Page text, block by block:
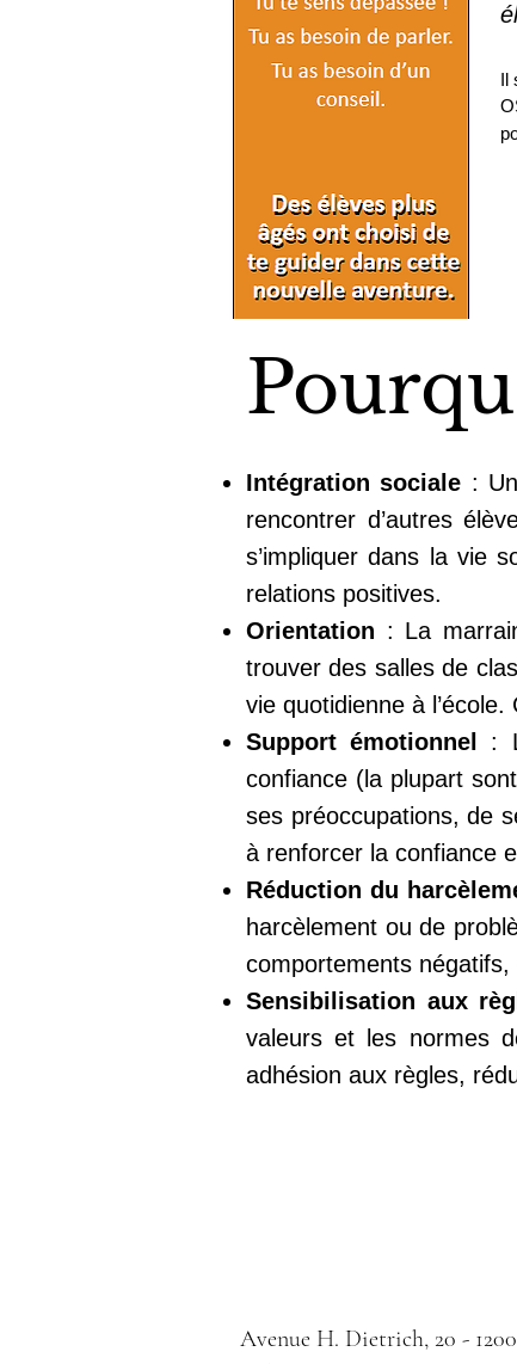
Il
Intégration sociale :
rencontrer d’autres
s’impliquer dans la vie
relations positives.
Orientation : La
trouver des salles de
vie quotidienne à
Support émotionnel
:
confiance (la plupart
ses préoccupations, de
à renforcer la confiance
Réduction du
harcèlement ou de
comportements négatifs,
Sensibilisation aux
valeurs et les normes
adhésion aux règles,
Avenue H. Dietrich, 20 -